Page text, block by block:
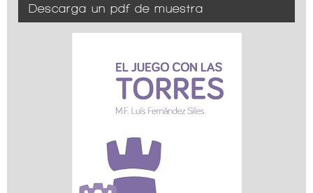
Descarga un pdf de muestra